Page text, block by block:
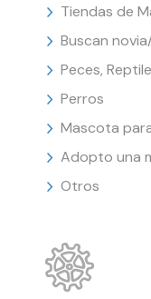
Tiendas de
Buscan
Peces,
Perros
Mascota
Adopto una
Otros